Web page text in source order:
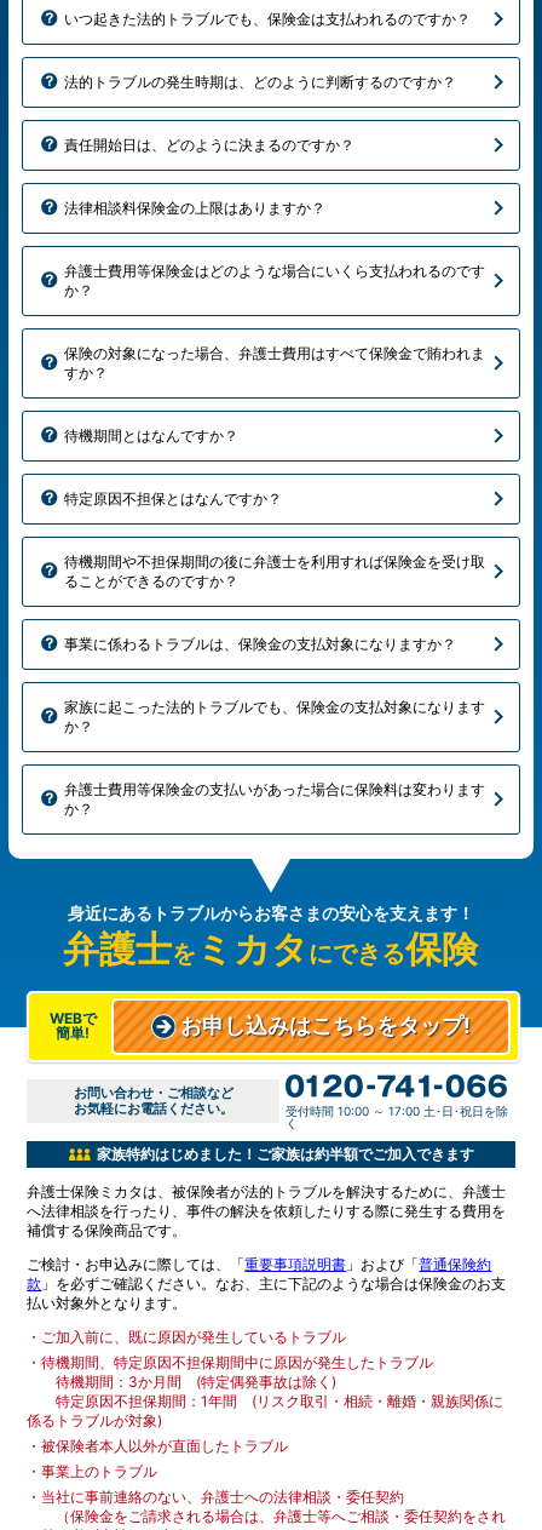
いつ起きた法的トラブルでも、保険金は支払われるのですか？
法的トラブルの発生時期は、どのように判断するのですか？
責任開始日は、どのように決まるのですか？
法律相談料保険金の上限はありますか？
弁護士費用等保険金はどのような場合にいくら支払われるのです
か？
保険の対象になった場合、弁護士費用はすべて保険金で賄われま
すか？
待機期間とはなんですか？
特定原因不担保とはなんですか？
待機期間や不担保期間の後に弁護士を利用すれば保険金を受け取
ることができるのですか？
事業に係わるトラブルは、保険金の支払対象になりますか？
家族に起こった法的トラブルでも、保険金の支払対象になります
か？
弁護士費用等保険金の支払いがあった場合に保険料は変わります
か？
身近にあるトラブルからお客さまの安心を支えます！
弁護士を ミカタ にできる保険
WEBで
簡単!
お申し込みはこちらをタップ!
お問い合わせ・ご相談など
お気軽にお電話ください。
受付時間 10:00 ～ 17:00 土･日･祝日を除
く
家族特約はじめました！ご家族は約半額でご加入できます
弁護士保険ミカタは、被保険者が法的トラブルを解決するために、弁護士
へ法律相談を行ったり、事件の解決を依頼したりする際に発生する費用を
補償する保険商品です。
ご検討・お申込みに際しては、「重要事項説明書 」および「普通保険約
款 」を必ずご確認ください。なお、主に下記のような場合は保険金のお支
払い対象外となります。
・ ご加入前に、既に原因が発生しているトラブル
・待機期間、特定原因不担保期間中に原因が発生したトラブル
待機期間：3か月間 (特定偶発事故は除く)
特定原因不担保期間：1年間 (リスク取引・相続・離婚・親族関係に
係るトラブルが対象)
・被保険者本人以外が直面したトラブル
・事業上のトラブル
・ 当社に事前連絡のない、弁護士への法律相談・委任契約
（保険金をご請求される場合は、弁護士等へご相談・委任契約をされ